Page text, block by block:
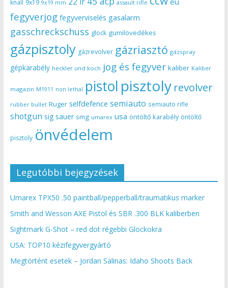
knall 9x19 9x19 mm assault rifle
fegyverjog fegyverviselés gasalarm
gasschreckschuss glock gumilövedékes
gázpisztoly gázrevolver gázriasztó gázspray
gépkarabély heckler und koch jog és fegyver kaliber Kaliber
magazin M1911 non lethal pistol pisztoly revolver
rubber bullet Ruger selfdefence semiauto semiauto rifle
shotgun sig sauer smg umarex usa öntöltő karabély öntöltő
pisztoly önvédelem
Legutóbbi bejegyzések
Umarex TPX50 .50 paintball/pepperball/traumatikus marker
Smith and Wesson AXE Pistol és SBR .300 BLK kaliberben
Sightmark G-Shot – red dot régebbi Glockokra
USA: TOP10 kézifegyvergyártó
Megtörtént esetek – Jordan Salinas: Idaho Shoots Back